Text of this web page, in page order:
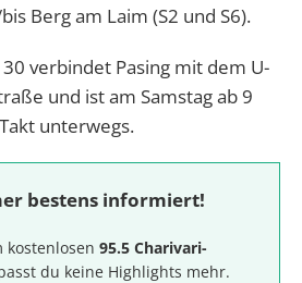
Berg am Laim (S2 und S6).
verbindet Pasing mit dem U-
und ist am Samstag ab 9
unterwegs.
bestens informiert!
kostenlosen 95.5 Charivari-
du keine Highlights mehr.